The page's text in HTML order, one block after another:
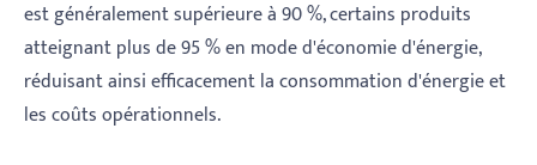
est généralement supérieure à 90 %, certains produits
atteignant plus de 95 % en mode d'économie d'énergie,
réduisant ainsi efficacement la consommation d'énergie et
les coûts opérationnels.